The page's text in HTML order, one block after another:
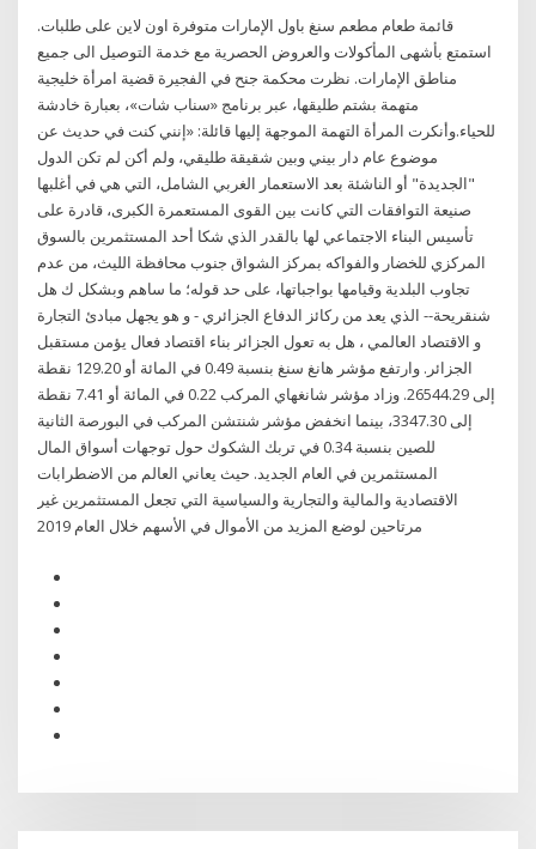
قائمة طعام مطعم سنغ باول الإمارات متوفرة اون لاين على طلبات.
استمتع بأشهى المأكولات والعروض الحصرية مع خدمة التوصيل الى جميع
مناطق الإمارات. نظرت محكمة جنح في الفجيرة قضية امرأة خليجية
متهمة بشتم طليقها، عبر برنامج «سناب شات»، بعبارة خادشة
للحياء.وأنكرت المرأة التهمة الموجهة إليها قائلة: «إنني كنت في حديث عن
موضوع عام دار بيني وبين شقيقة طليقي، ولم أكن لم تكن الدول
"الجديدة" أو الناشئة بعد الاستعمار الغربي الشامل، التي هي في أغلبها
صنيعة التوافقات التي كانت بين القوى المستعمرة الكبرى، قادرة على
تأسيس البناء الاجتماعي لها بالقدر الذي شكا أحد المستثمرين بالسوق
المركزي للخضار والفواكه بمركز الشواق جنوب محافظة الليث، من عدم
تجاوب البلدية وقيامها بواجباتها، على حد قوله؛ ما ساهم وبشكل ك هل
شنقريحة-- الذي يعد من ركائز الدفاع الجزائري - و هو يجهل مبادئ التجارة
و الاقتصاد العالمي ، هل به تعول الجزائر بناء اقتصاد فعال يؤمن مستقبل
الجزائر. وارتفع مؤشر هانغ سنغ بنسبة 0.49 في المائة أو 129.20 نقطة
إلى 26544.29. وزاد مؤشر شانغهاي المركب 0.22 في المائة أو 7.41 نقطة
إلى 3347.30، بينما انخفض مؤشر شنتشن المركب في البورصة الثانية
للصين بنسبة 0.34 في تربك الشكوك حول توجهات أسواق المال
المستثمرين في العام الجديد. حيث يعاني العالم من الاضطرابات
الاقتصادية والمالية والتجارية والسياسية التي تجعل المستثمرين غير
مرتاحين لوضع المزيد من الأموال في الأسهم خلال العام 2019